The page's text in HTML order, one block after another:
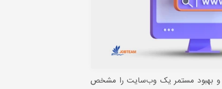
و بهبود مستمر یک وب‌سایت را مشخص